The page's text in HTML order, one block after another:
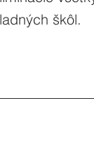
škôl.